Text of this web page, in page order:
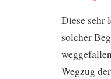
Diese sehr
solcher
Wegzug